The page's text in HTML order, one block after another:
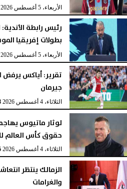
الأربعاء، 5 أغسطس 2026
رئيس رابطة
بطولات إفريقيا
الأربعاء، 5 أغسطس 2026
تقرير: أياكس
جيرمان
الثلاثاء، 4 أغسطس 2026
لوثار ماتيوس
حقوق كأس العالم
الثلاثاء، 4 أغسطس 2026
الزمالك ينتظر
والغرامات